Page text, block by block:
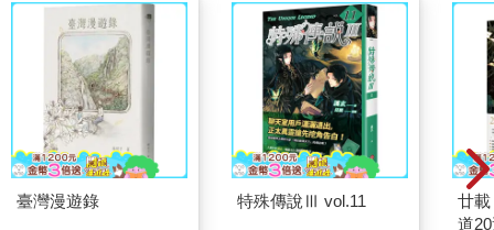
臺灣漫遊錄 特殊傳說Ⅲ vol.11
廿
道